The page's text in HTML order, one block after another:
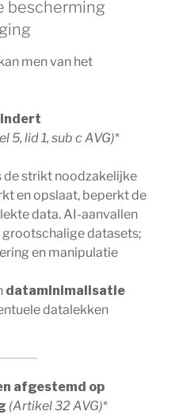
bescherming
men van het
5, lid 1, sub c AVG)*
de strikt noodzakelijke
en opslaat, beperkt de
data. AI-aanvallen
datasets;
en manipulatie
dataminimalisatie
datalekken
afgestemd op
(Artikel 32 AVG)*